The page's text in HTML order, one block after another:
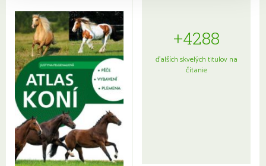
+4288
ďalších skvelých titulov na
čítanie